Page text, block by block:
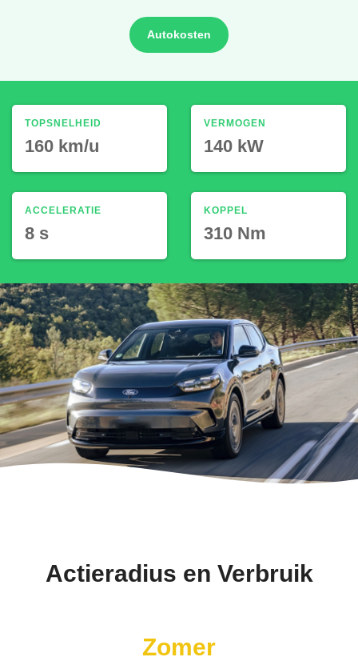
Autokosten
TOPSNELHEID
160 km/u
ACCELERATIE
8 s
VERMOGEN
140 kW
KOPPEL
310 Nm
Actieradius en Verbruik
Zomer